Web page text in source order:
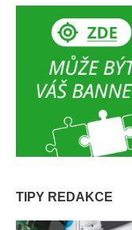
TIPY REDAKCE